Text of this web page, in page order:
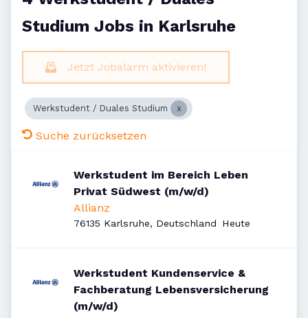
Studium Jobs in Karlsruhe
Jetzt Jobalarm aktivieren!
Werkstudent / Duales Studium
Suche zurücksetzen
Werkstudent im Bereich Leben
Privat Südwest (m/w/d)
Allianz
76135 Karlsruhe, Deutschland Veröffentlicht
Heute
Werkstudent Kundenservice &
Fachberatung Lebensversicherung
(m/w/d)